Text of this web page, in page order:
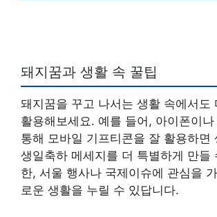
돼지꿈과 생활 속 꿀팁
돼지꿈을 꾸고 나서는 생활 속에서도
활용해보세요. 예를 들어, 아이폰이나
통해 모바일 기프티콘을 잘 활용하면
생일축하 메세지를 더 특별하게 만들
한, 서울 행사나 국제이슈에 관심을
로운 생활을 누릴 수 있답니다.